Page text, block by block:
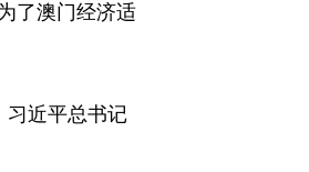
了澳门经济适
习近平总书记